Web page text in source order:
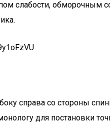
слабости,
справа со стороны
для постановки